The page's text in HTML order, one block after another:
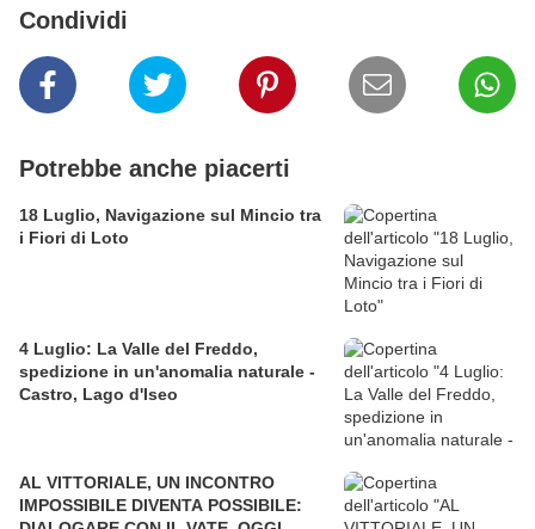
Condividi
Potrebbe anche piacerti
18 Luglio, Navigazione sul Mincio tra
i Fiori di Loto
4 Luglio: La Valle del Freddo,
spedizione in un'anomalia naturale -
Castro, Lago d'Iseo
AL VITTORIALE, UN INCONTRO
IMPOSSIBILE DIVENTA POSSIBILE: